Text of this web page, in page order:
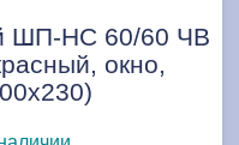
ШП-НС 60/60 ЧВ
окно,